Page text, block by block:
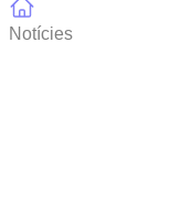
Notícies